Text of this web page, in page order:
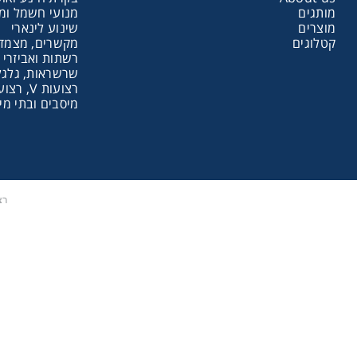
מותגים
מוצרים
קטלוגים
מנועי חשמל
שינוע לינארי
מקשרים,
רשתות
שרשראות,
רצועות V, רצועות תזמון וגלגלים
מיסבים ובתי
רצועות
עיבוד